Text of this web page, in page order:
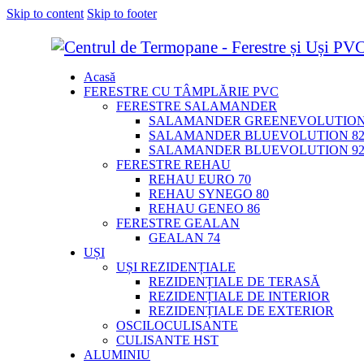
Skip to content Skip to footer
Acasă
FERESTRE CU TÂMPLĂRIE PVC
FERESTRE SALAMANDER
SALAMANDER
SALAMANDER BLUEVOLUTION 82
SALAMANDER BLUEVOLUTION 92
FERESTRE REHAU
REHAU EURO 70
REHAU SYNEGO 80
REHAU GENEO 86
FERESTRE GEALAN
GEALAN 74
UȘI
UȘI REZIDENȚIALE
REZIDENȚIALE DE TERASĂ
REZIDENȚIALE DE INTERIOR
REZIDENȚIALE DE EXTERIOR
OSCILOCULISANTE
CULISANTE HST
ALUMINIU